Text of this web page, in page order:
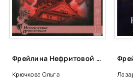
Фрейлина Нефритовой госпожи - Ольга Крючкова, Елена Крючкова
Крючкова Ольга